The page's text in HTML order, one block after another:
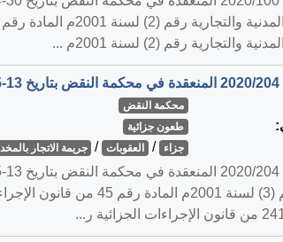
والتجارية رقم (2) لسنة 2001م ...
محكمة النقض
طعون جزائية
جزاء / العقوبات / جريمة الاتجار